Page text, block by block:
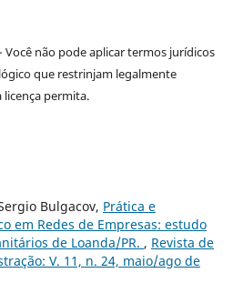
Você não pode aplicar termos jurídicos
que restrinjam legalmente
permita.
Bulgacov, Prática e
em Redes de Empresas: estudo
de Loanda/PR. , Revista de
V. 11, n. 24, maio/ago de